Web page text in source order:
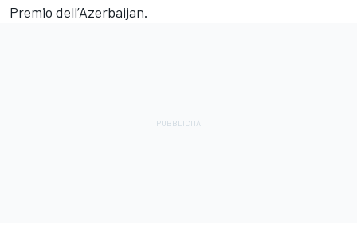
Premio dell’Azerbaijan.